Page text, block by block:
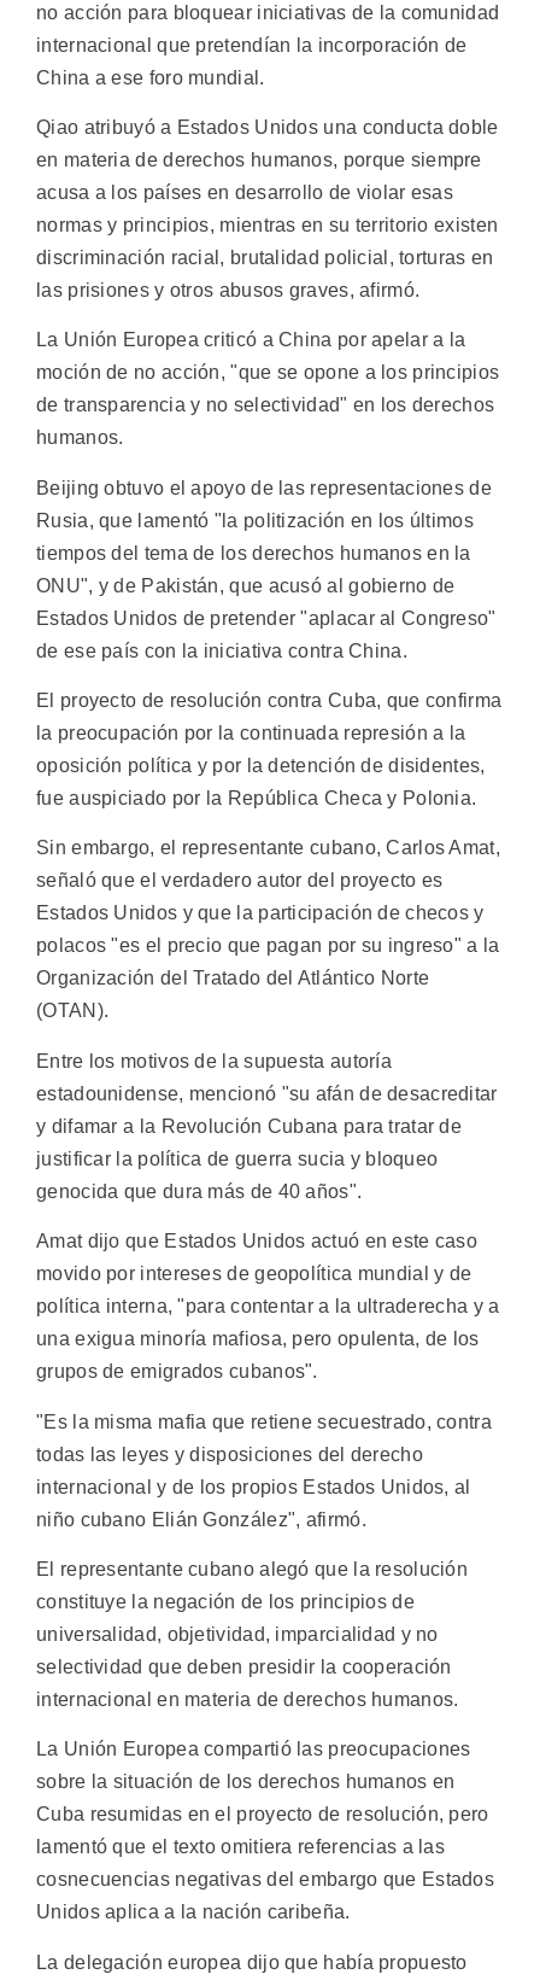
no acción para bloquear iniciativas de la comunidad
internacional que pretendían la incorporación de
China a ese foro mundial.
Qiao atribuyó a Estados Unidos una conducta doble
en materia de derechos humanos, porque siempre
acusa a los países en desarrollo de violar esas
normas y principios, mientras en su territorio existen
discriminación racial, brutalidad policial, torturas en
las prisiones y otros abusos graves, afirmó.
La Unión Europea criticó a China por apelar a la
moción de no acción, "que se opone a los principios
de transparencia y no selectividad" en los derechos
humanos.
Beijing obtuvo el apoyo de las representaciones de
Rusia, que lamentó "la politización en los últimos
tiempos del tema de los derechos humanos en la
ONU", y de Pakistán, que acusó al gobierno de
Estados Unidos de pretender "aplacar al Congreso"
de ese país con la iniciativa contra China.
El proyecto de resolución contra Cuba, que confirma
la preocupación por la continuada represión a la
oposición política y por la detención de disidentes,
fue auspiciado por la República Checa y Polonia.
Sin embargo, el representante cubano, Carlos Amat,
señaló que el verdadero autor del proyecto es
Estados Unidos y que la participación de checos y
polacos "es el precio que pagan por su ingreso" a la
Organización del Tratado del Atlántico Norte
(OTAN).
Entre los motivos de la supuesta autoría
estadounidense, mencionó "su afán de desacreditar
y difamar a la Revolución Cubana para tratar de
justificar la política de guerra sucia y bloqueo
genocida que dura más de 40 años".
Amat dijo que Estados Unidos actuó en este caso
movido por intereses de geopolítica mundial y de
política interna, "para contentar a la ultraderecha y a
una exigua minoría mafiosa, pero opulenta, de los
grupos de emigrados cubanos".
"Es la misma mafia que retiene secuestrado, contra
todas las leyes y disposiciones del derecho
internacional y de los propios Estados Unidos, al
niño cubano Elián González", afirmó.
El representante cubano alegó que la resolución
constituye la negación de los principios de
universalidad, objetividad, imparcialidad y no
selectividad que deben presidir la cooperación
internacional en materia de derechos humanos.
La Unión Europea compartió las preocupaciones
sobre la situación de los derechos humanos en
Cuba resumidas en el proyecto de resolución, pero
lamentó que el texto omitiera referencias a las
cosnecuencias negativas del embargo que Estados
Unidos aplica a la nación caribeña.
La delegación europea dijo que había propuesto